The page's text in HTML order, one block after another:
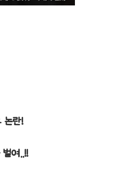
논란!
여..!!